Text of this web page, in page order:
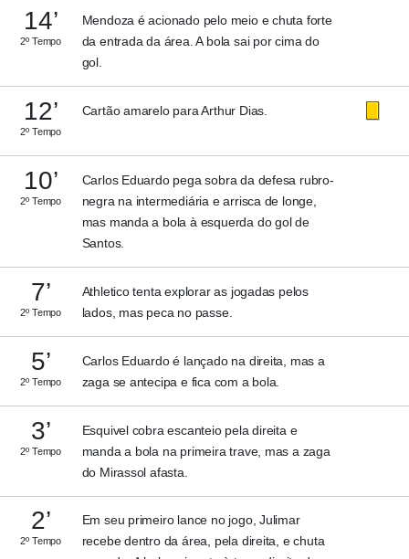
14’
2º Tempo
Mendoza é acionado pelo meio e chuta forte
da entrada da área. A bola sai por cima do
gol.
12’
2º Tempo
Cartão amarelo para Arthur Dias.
10’
2º Tempo
Carlos Eduardo pega sobra da defesa rubro-
negra na intermediária e arrisca de longe,
mas manda a bola à esquerda do gol de
Santos.
7’
2º Tempo
Athletico tenta explorar as jogadas pelos
lados, mas peca no passe.
5’
2º Tempo
Carlos Eduardo é lançado na direita, mas a
zaga se antecipa e fica com a bola.
3’
2º Tempo
Esquivel cobra escanteio pela direita e
manda a bola na primeira trave, mas a zaga
do Mirassol afasta.
2’
2º Tempo
Em seu primeiro lance no jogo, Julimar
recebe dentro da área, pela direita, e chuta